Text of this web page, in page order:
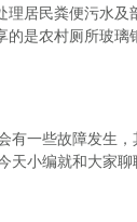
居民粪便污水
是农村厕所玻
一些故障发生
小编就和大家